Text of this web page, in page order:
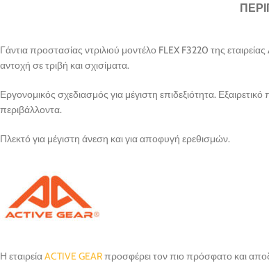
Γάντια προστασίας ντριλιού μοντέλο FLEX F3220 της εταιρείας
αντοχή σε τριβή και σχισίματα.
Εργονομικός σχεδιασμός για μέγιστη επιδεξιότητα.
περιβάλλοντα.
Πλεκτό για μέγιστη άνεση και για αποφυγή ερεθισμών.
Η εταιρείαACTIVE GEARπροσφέρει τον πιο πρόσφατο και